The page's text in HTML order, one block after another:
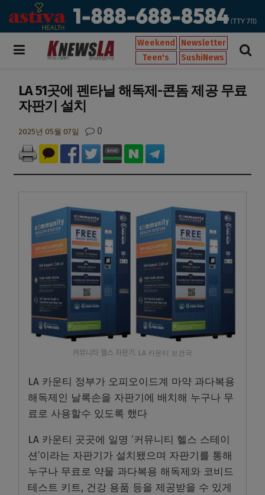
Weekend
Newsletter
Teen's
SushiNews
LA 51곳에 펜타닐 해독제-콘돔 제공 무료
자판기 설치
2025년 05월 07일 0
커뮤니타 헬스 자판기. LA 카운티 보건국
LA 카운티 정부가 오피오이드계 마약 과다복용
해독제인 날록손을 자판기에 배치해 누구나 무
료로 사용할수 있도록 했다
LA 카운티 곳곳에 일명 ‘커뮤니티 헬스 스테이
션’이라는 자판기가 설치됐으며 자판기를 통해
누구나 무료로 약물 과다복용 해독제와 코비드
테스트 키트, 건강 용품 등을 제공받을 수 있게